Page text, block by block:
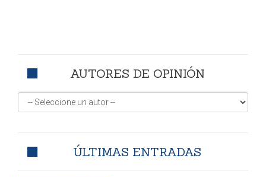
AUTORES DE OPINIÓN
ÚLTIMAS ENTRADAS